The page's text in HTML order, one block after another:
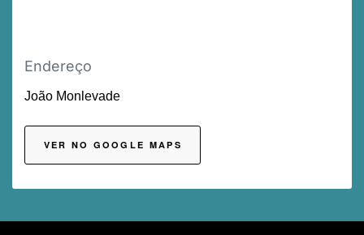
Endereço
João Monlevade
VER NO GOOGLE MAPS